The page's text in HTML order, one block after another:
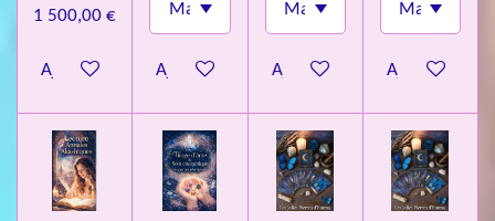
1 500,00 €
Ajouter au panierAjouter au panierAjouter au panierAjouter au